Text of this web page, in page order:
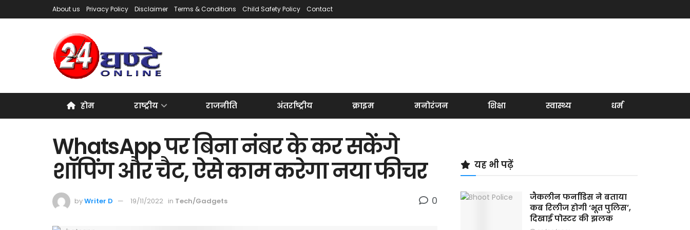
About us Privacy Policy Disclaimer Terms & Conditions Child Safety Policy Contact
होम राष्ट्रीय राजनीति अंतर्राष्ट्रीय क्राइम मनोरंजन शिक्षा स्वास्थ्य धर्म
WhatsApp पर बिना नंबर के कर सकेंगे
शॉपिंग और चैट, ऐसे काम करेगा नया फीचर
byWriter D 19/11/2022 in Tech/Gadgets 0
यह भी पढ़ें
जैकलीन फर्नांडिस ने बताया
कब रिलीज होगी ‘भूत पुलिस’,
दिखाई पोस्टर की झलक